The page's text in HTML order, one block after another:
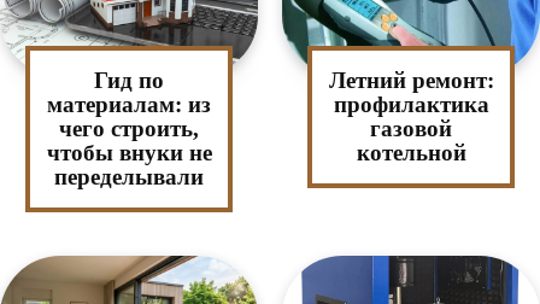
Гид по
материалам: из
чего строить,
чтобы внуки не
переделывали
Летний ремонт:
профилактика
газовой
котельной